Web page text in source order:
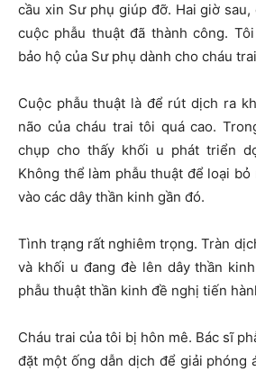
cầu xin Sư phụ giúp đỡ. Hai giờ
cuộc phẫu thuật đã thành công.
bảo hộ của Sư phụ dành cho cháu
Cuộc phẫu thuật là để rút dịch ra
não của cháu trai tôi quá cao.
chụp cho thấy khối u phát triển
Không thể làm phẫu thuật để loại
vào các dây thần kinh gần đó.
Tình trạng rất nghiêm trọng. Tràn
và khối u đang đè lên dây thần
phẫu thuật thần kinh đề nghị tiến
Cháu trai của tôi bị hôn mê. Bác sĩ
đặt một ống dẫn dịch để giải phóng